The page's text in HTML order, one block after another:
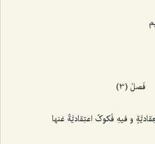
فَصلُ (3)
و فیهِ فُکوکٌ اعتِقادیَّةٌ عَنها